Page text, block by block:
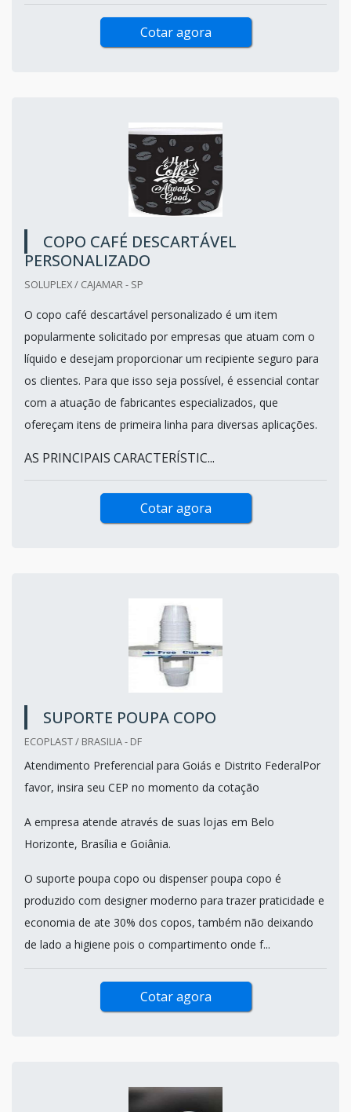
Cotar agora
COPO CAFÉ DESCARTÁVEL
PERSONALIZADO
SOLUPLEX / CAJAMAR - SP
O copo café descartável personalizado é um item
popularmente solicitado por empresas que atuam com o
líquido e desejam proporcionar um recipiente seguro para
os clientes. Para que isso seja possível, é essencial contar
com a atuação de fabricantes especializados, que
ofereçam itens de primeira linha para diversas aplicações.
AS PRINCIPAIS CARACTERÍSTIC...
Cotar agora
SUPORTE POUPA COPO
ECOPLAST / BRASILIA - DF
Atendimento Preferencial para Goiás e Distrito FederalPor
favor, insira seu CEP no momento da cotação
A empresa atende através de suas lojas em Belo
Horizonte, Brasília e Goiânia.
O suporte poupa copo ou dispenser poupa copo é
produzido com designer moderno para trazer praticidade e
economia de ate 30% dos copos, também não deixando
de lado a higiene pois o compartimento onde f...
Cotar agora